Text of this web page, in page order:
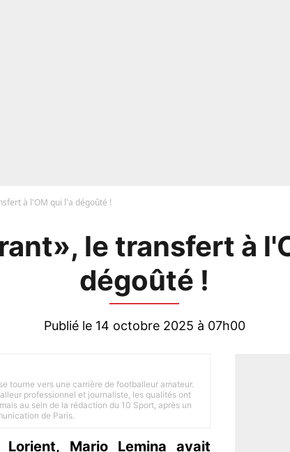
à l'OM qui l'a dégoûté !
le transfert à
dégoûté !
Publié le 14 octobre 2025 à 07h00
tourne vers une carrière de footballeur amateur.
professionnel et journaliste, les qualités ont
au sein de la rédaction du 10 Sport, après un
de Paris.
Mario Lemina avait